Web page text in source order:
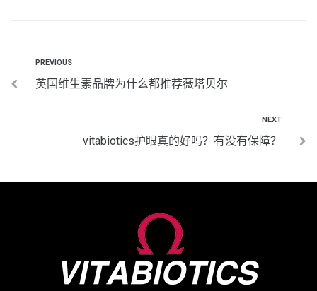
PREVIOUS
英国维生素品牌为什么都推荐薇塔贝尔
NEXT
vitabiotics护眼真的好吗？有没有保障？